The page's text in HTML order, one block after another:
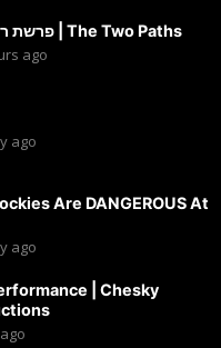
פרשת ראה — שני הדרכים | The Two Paths
ago
ago
Are DANGEROUS At
ago
| Chesky